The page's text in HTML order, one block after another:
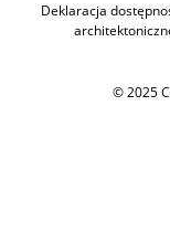
Deklaracja
© 2025